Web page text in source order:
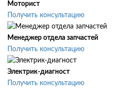
Моторист
Получить консультацию
Менеджер отдела запчастей
Получить консультацию
Электрик-диагност
Получить консультацию